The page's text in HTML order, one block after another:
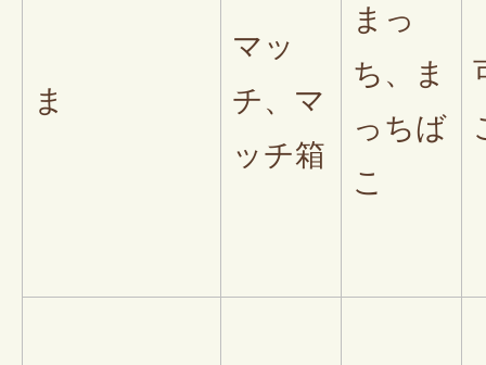
ま
マッ
チ、マ
ッチ箱
まっ
ち、ま
っちば
こ